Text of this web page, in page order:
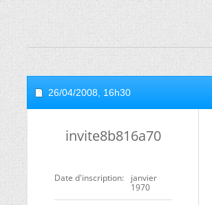
26/04/2008, 16h30
invite8b816a70
Date d'inscription
janvier
1970